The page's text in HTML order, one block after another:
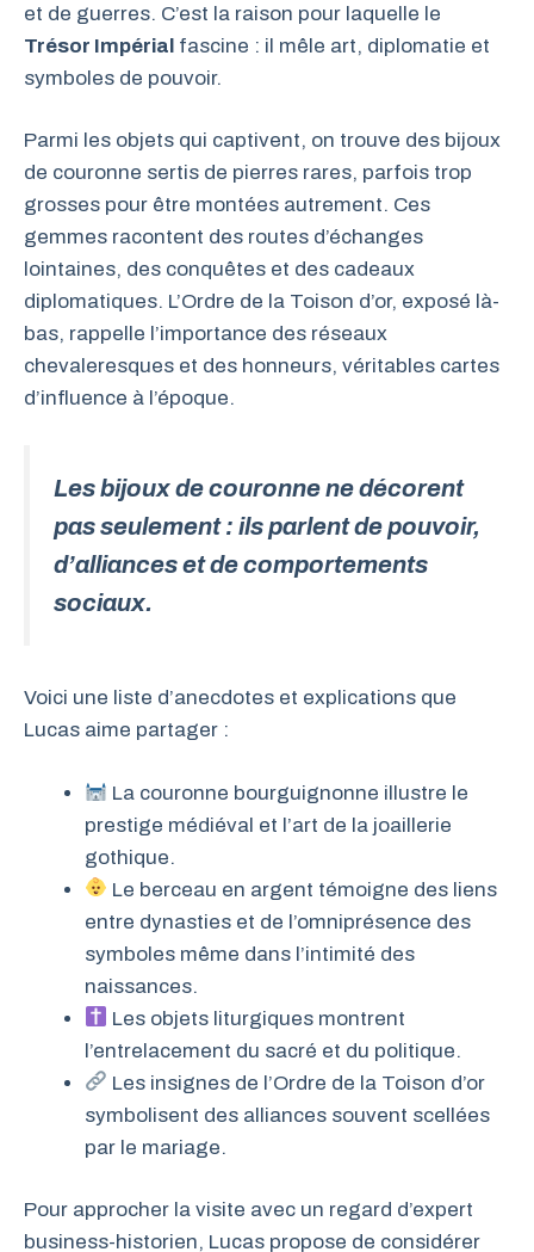
et de guerres. C’est la raison pour laquelle le
Trésor Impérial fascine : il mêle art, diplomatie et
symboles de pouvoir.
Parmi les objets qui captivent, on trouve des bijoux
de couronne sertis de pierres rares, parfois trop
grosses pour être montées autrement. Ces
gemmes racontent des routes d’échanges
lointaines, des conquêtes et des cadeaux
diplomatiques. L’Ordre de la Toison d’or, exposé là-
bas, rappelle l’importance des réseaux
chevaleresques et des honneurs, véritables cartes
d’influence à l’époque.
Les bijoux de couronne ne décorent
pas seulement : ils parlent de pouvoir,
d’alliances et de comportements
sociaux.
Voici une liste d’anecdotes et explications que
Lucas aime partager :
La couronne bourguignonne illustre le
prestige médiéval et l’art de la joaillerie
gothique.
Le berceau en argent témoigne des liens
entre dynasties et de l’omniprésence des
symboles même dans l’intimité des
naissances.
Les objets liturgiques montrent
l’entrelacement du sacré et du politique.
Les insignes de l’Ordre de la Toison d’or
symbolisent des alliances souvent scellées
par le mariage.
Pour approcher la visite avec un regard d’expert
business-historien, Lucas propose de considérer